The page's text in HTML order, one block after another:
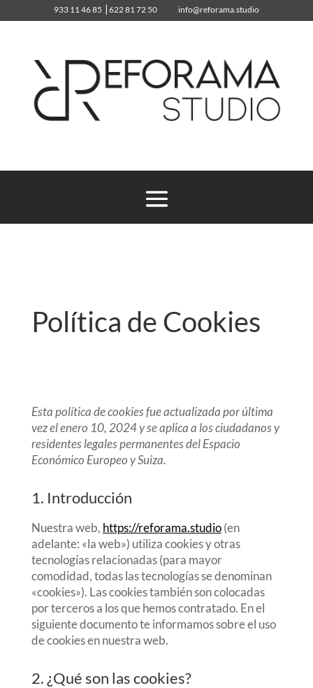
933 11 46 85 622 81 72 50 info@reforama.studio
Política de Cookies
Esta política de cookies fue actualizada por última
vez el enero 10, 2024 y se aplica a los ciudadanos y
residentes legales permanentes del Espacio
Económico Europeo y Suiza.
1. Introducción
Nuestra web, https://reforama.studio(en
adelante: «la web») utiliza cookies y otras
tecnologías relacionadas (para mayor
comodidad, todas las tecnologías se denominan
«cookies»). Las cookies también son colocadas
por terceros a los que hemos contratado. En el
siguiente documento te informamos sobre el uso
de cookies en nuestra web.
2. ¿Qué son las cookies?